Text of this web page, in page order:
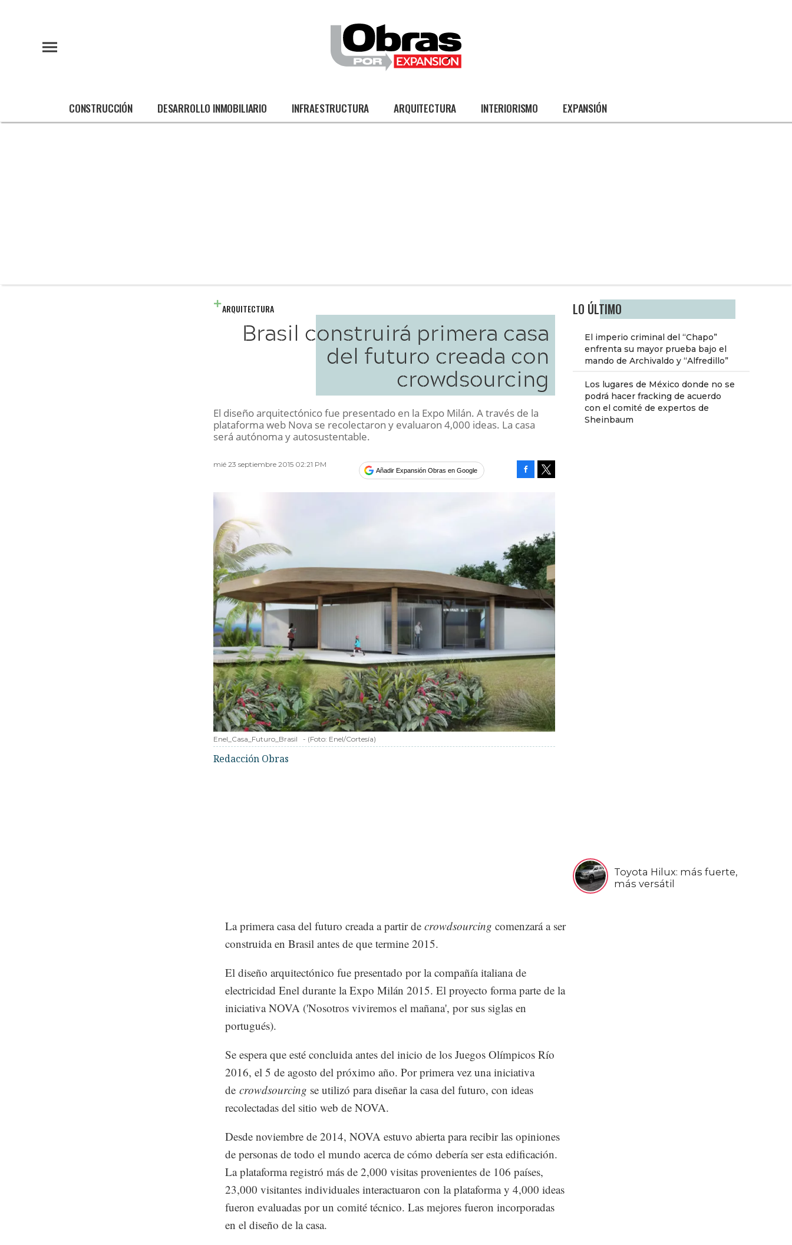
CONSTRUCCIÓN DESARROLLO INMOBILIARIO INFRAESTRUCTURA ARQUITECTURA INTERIORISMO EXPANSIÓN
LO ÚLTIMO
El imperio criminal del “Chapo”
enfrenta su mayor prueba bajo el
mando de Archivaldo y “Alfredillo”
Los lugares de México donde no se
podrá hacer fracking de acuerdo
con el comité de expertos de
Sheinbaum
Toyota Hilux: más fuerte,
más versátil
ARQUITECTURA
Brasil construirá primera casa
del futuro creada con
crowdsourcing
El diseño arquitectónico fue presentado en la Expo Milán. A través de la
plataforma web Nova se recolectaron y evaluaron 4,000 ideas. La casa
será autónoma y autosustentable.
mié 23 septiembre 2015 02:21 PM
Añadir Expansión Obras en Google
Enel_Casa_Futuro_Brasil - (Foto: Enel/Cortesía)
Redacción Obras
La primera casa del futuro creada a partir de crowdsourcing comenzará a ser
construida en Brasil antes de que termine 2015.
El diseño arquitectónico fue presentado por la compañía italiana de
electricidad Enel durante la Expo Milán 2015. El proyecto forma parte de la
iniciativa NOVA ('Nosotros viviremos el mañana', por sus siglas en
portugués).
Se espera que esté concluida antes del inicio de los Juegos Olímpicos Río
2016, el 5 de agosto del próximo año. Por primera vez una iniciativa
de crowdsourcing se utilizó para diseñar la casa del futuro, con ideas
recolectadas del sitio web de NOVA.
Desde noviembre de 2014, NOVA estuvo abierta para recibir las opiniones
de personas de todo el mundo acerca de cómo debería ser esta edificación.
La plataforma registró más de 2,000 visitas provenientes de 106 países,
23,000 visitantes individuales interactuaron con la plataforma y 4,000 ideas
fueron evaluadas por un comité técnico. Las mejores fueron incorporadas
en el diseño de la casa.